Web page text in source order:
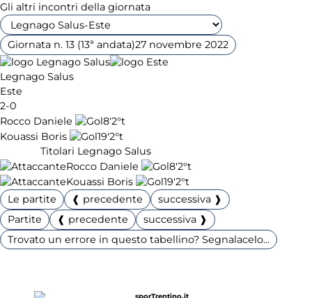
Gli altri incontri della giornata
Giornata n. 13 (13ª andata)27 novembre 2022
Legnago Salus
Este
2-0
Rocco Daniele
8'2°t
Kouassi Boris
19'2°t
Titolari Legnago Salus
Rocco Daniele
8'2°t
Kouassi Boris
19'2°t
Le partite
❰ precedente
successiva ❱
Partite
❰ precedente
successiva ❱
Trovato un errore in questo tabellino? Segnalacelo...